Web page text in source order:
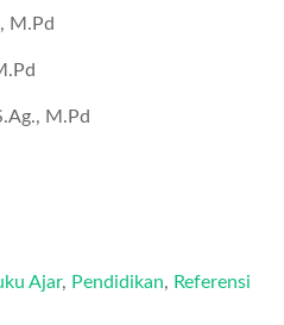
M.Pd
M.Pd
Ajar, Pendidikan, Referensi